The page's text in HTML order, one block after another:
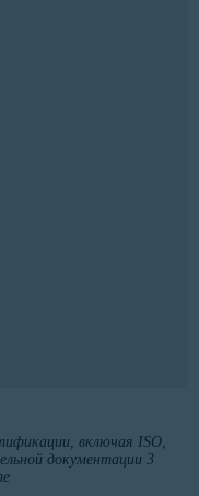
включая ISO,
документации 3